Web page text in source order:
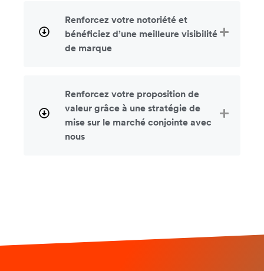
Renforcez votre notoriété et
bénéficiez d’une meilleure visibilité
de marque
Renforcez votre proposition de
valeur grâce à une stratégie de
mise sur le marché conjointe avec
nous